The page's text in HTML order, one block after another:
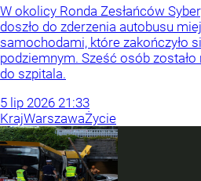
W okolicy Ronda Zesłańców
doszło do zderzenia autobusu
samochodami, które zakończyło
podziemnym. Sześć osób zostało
do szpitala.
5 lip 2026 21:33
KrajWarszawaŻycie